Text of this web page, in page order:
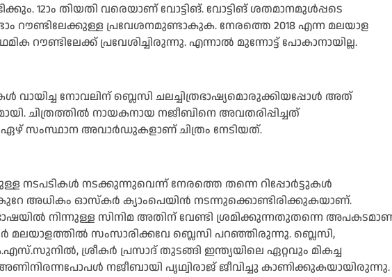
12ാം തിയതി വരെയാണ് വോട്ടിങ്. വോട്ടിങ് ശതമാനമുള്‍പ്പടെ
റൗണ്ടിലേക്കുള്ള പ്രവേശനമുണ്ടാകുക. നേരത്തെ 2018 എന്ന മലയാള
റൗണ്ടിലേക്ക് പ്രവേശിച്ചിരുന്നു. എന്നാല്‍ മുന്നോട്ട് പോകാനായില്ല.
നോവലിന് ബ്ലെസി ചലച്ചിത്രഭാഷ്യമൊരുക്കിയപ്പോള്‍ അത്
ചിത്രത്തില്‍ നായകനായ നജീബിനെ അവതരിപ്പിച്ചത്
ഏഴ് സംസ്ഥാന അവാര്‍ഡുകളാണ് ചിത്രം നേടിയത്.
നടപടികള്‍ നടക്കുന്നുവെന്ന് നേരത്തെ തന്നെ റിപ്പോര്‍ട്ടുകള്‍
അധികം ഓസ്‌കര്‍ ക്യാംപെയിന്‍ നടന്നുക്കൊണ്ടിരിക്കുകയാണ്.
നിന്നുള്ള സിനിമ അതിന് വേണ്ടി ശ്രമിക്കുന്നതുതന്നെ
സംസാരിക്കവേ ബ്ലെസി പറഞ്ഞിരുന്നു. ബ്ലെസി,
ശ്രീകര്‍ പ്രസാദ് തുടങ്ങി ഇന്ത്യയിലെ ഏറ്റവും മികച്ച
അണിനിരന്നപോപള്‍ നജീബായി പൃഥ്വിരാജ് ജീവിച്ചു കാണിക്കുകയായിരുന്നു.